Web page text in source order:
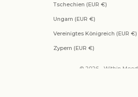
Tschechien (EUR €)
Ungarn (EUR €)
Vereinigtes Königreich (EUR €)
Zypern (EUR €)
© 2026 - Within Mood